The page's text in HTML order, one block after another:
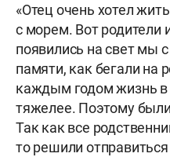
«Отец очень хотел
с морем. Вот родители
появились на свет мы
памяти, как бегали на
каждым годом жизнь в
тяжелее. Поэтому
Так как все
то решили